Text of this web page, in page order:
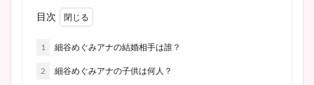
目次
1 細谷めぐみアナの結婚相手は誰？
2 細谷めぐみアナの子供は何人？